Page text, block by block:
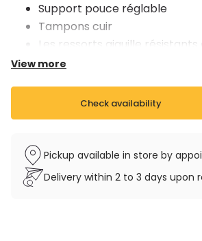
Support pouce réglable
Tampons cuir
Les ressorts aiguille résistants
Etui rigide à roulette
View more
Check availability
Pickup available in store by
Delivery within 2 to 3 days upon